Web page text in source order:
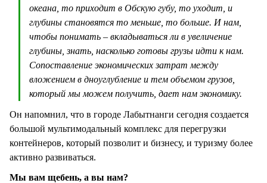
океана, то приходит в Обскую губу, то уходит, и
глубины становятся то меньше, то больше. И нам,
чтобы понимать – вкладываться ли в увеличение
глубины, знать, насколько готовы грузы идти к нам.
Сопоставление экономических затрат между
вложением в дноуглубление и тем объемом грузов,
который мы можем получить, дает нам экономику.
Он напомнил, что в городе Лабытнанги сегодня создается
большой мультимодальный комплекс для перегрузки
контейнеров, который позволит и бизнесу, и туризму более
активно развиваться.
Мы вам щебень, а вы нам?